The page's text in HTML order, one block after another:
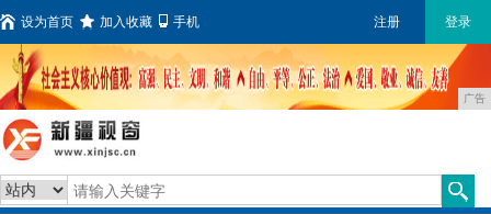
设为首页 加入收藏 手机 注册 登录
广告